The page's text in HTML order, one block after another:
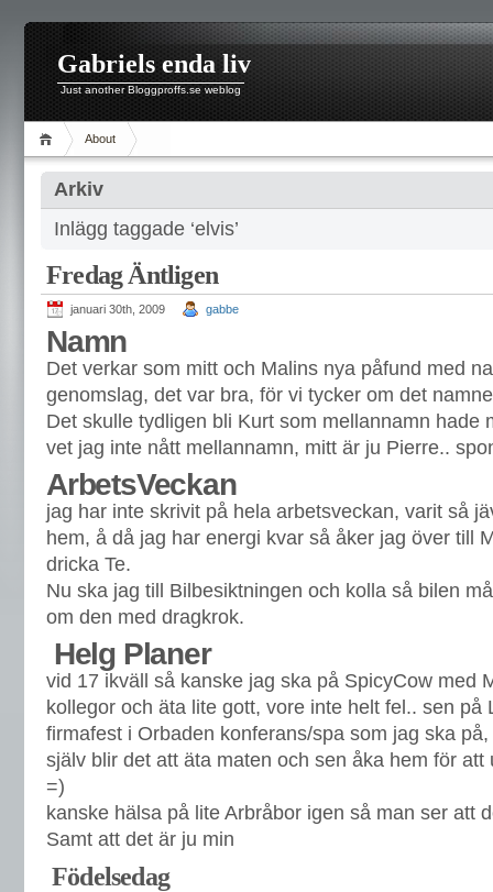
Gabriels enda liv
Just another Bloggproffs.se weblog
About
Arkiv
Inlägg taggade ‘elvis’
Fredag Äntligen
januari 30th, 2009 gabbe
Namn
Det verkar som mitt och Malins nya påfund med
genomslag, det var bra, för vi tycker om det
Det skulle tydligen bli Kurt som mellannamn hade
vet jag inte nått mellannamn, mitt är ju Pierre..
ArbetsVeckan
jag har inte skrivit på hela arbetsveckan, varit så
hem, å då jag har energi kvar så åker jag över till
dricka Te.
Nu ska jag till Bilbesiktningen och kolla så bilen
om den med dragkrok.
Helg Planer
vid 17 ikväll så kanske jag ska på SpicyCow med
kollegor och äta lite gott, vore inte helt fel.. sen på
firmafest i Orbaden konferans/spa som jag ska
själv blir det att äta maten och sen åka hem för att
=)
kanske hälsa på lite Arbråbor igen så man ser att
Samt att det är ju min
Födelsedag